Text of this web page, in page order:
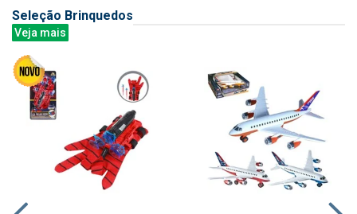
Seleção Brinquedos
Veja mais